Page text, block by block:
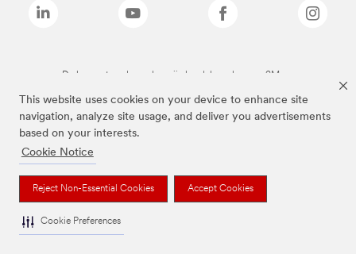
This website uses cookies on your device to enhance site
navigation, analyze site usage, and deliver you advertisements
based on your interests.
Cookie Notice
Reject Non-Essential Cookies Accept Cookies
Cookie Preferences
De bovenstaande merken zijn handelsmerken van 3M.we